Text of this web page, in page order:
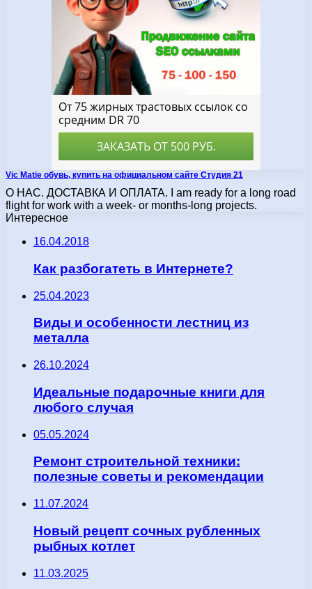
Vic Matie обувь, купить на официальном сайте Студия 21
О НАС. ДОСТАВКА И ОПЛАТА. I am ready for a long road
flight for work with a week- or months-long projects.
Интересное
16.04.2018
Как разбогатеть в Интернете?
25.04.2023
Виды и особенности лестниц из
металла
26.10.2024
Идеальные подарочные книги для
любого случая
05.05.2024
Ремонт строительной техники:
полезные советы и рекомендации
11.07.2024
Новый рецепт сочных рубленных
рыбных котлет
11.03.2025